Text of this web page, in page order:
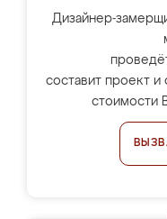
Дизайнер-
составит проект и
стоимости